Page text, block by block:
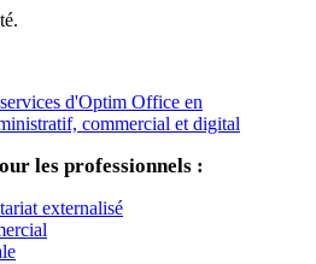
les professionnels :
externalisé